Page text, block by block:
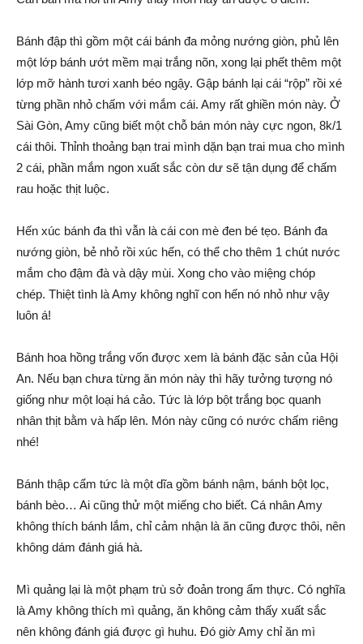
Bánh đập thì gồm một cái bánh đa mỏng nướng giòn, phủ lên
một lớp bánh ướt mềm mại trắng nõn, xong lại phết thêm một
lớp mỡ hành tươi xanh béo ngậy. Gập bánh lại cái “rộp” rồi xé
từng phần nhỏ chấm với mắm cái. Amy rất ghiền món này. Ở
Sài Gòn, Amy cũng biết một chỗ bán món này cực ngon, 8k/1
cái thôi. Thỉnh thoảng bạn trai mình dặn bạn trai mua cho mình
2 cái, phần mắm ngon xuất sắc còn dư sẽ tận dụng để chấm
rau hoặc thịt luộc.
Hến xúc bánh đa thì vẫn là cái con mè đen bé tẹo. Bánh đa
nướng giòn, bẻ nhỏ rồi xúc hến, có thể cho thêm 1 chút nước
mắm cho đậm đà và dậy mùi. Xong cho vào miệng chóp
chép. Thiệt tình là Amy không nghĩ con hến nó nhỏ như vậy
luôn á!
Bánh hoa hồng trắng vốn được xem là bánh đặc sản của Hội
An. Nếu bạn chưa từng ăn món này thì hãy tưởng tượng nó
giống như một loại há cảo. Tức là lớp bột trắng bọc quanh
nhân thịt bằm và hấp lên. Món này cũng có nước chấm riêng
nhé!
Bánh thập cẩm tức là một dĩa gồm bánh nậm, bánh bột lọc,
bánh bèo… Ai cũng thử một miếng cho biết. Cá nhân Amy
không thích bánh lắm, chỉ cảm nhận là ăn cũng được thôi, nên
không dám đánh giá hà.
Mì quảng lại là một phạm trù sở đoản trong ẩm thực. Có nghĩa
là Amy không thích mì quảng, ăn không cảm thấy xuất sắc
nên không đánh giá được gì huhu. Đó giờ Amy chỉ ăn mì